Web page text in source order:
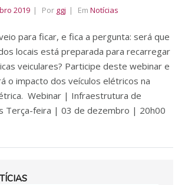
2019 Por ggj Em Notícias
para ficar, e fica a pergunta: será que
locais está preparada para recarregar
veiculares? Participe deste webinar e
o impacto dos veículos elétricos na
Webinar | Infraestrutura de
Terça-feira | 03 de dezembro | 20h00